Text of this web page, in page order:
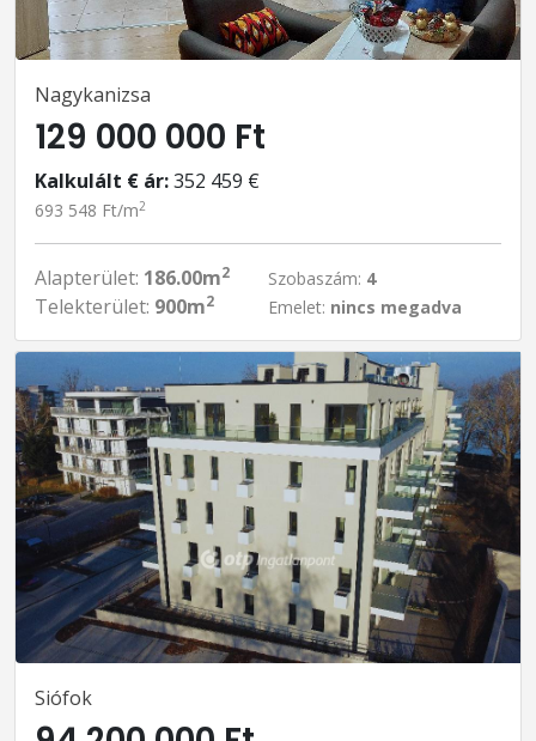
Nagykanizsa
129 000 000 Ft
Kalkulált € ár:352 459 €
693 548 Ft/m2
Alapterület: 186.00m2
Telekterület: 900m2
Szobaszám: 4
Emelet: nincs megadva
Siófok